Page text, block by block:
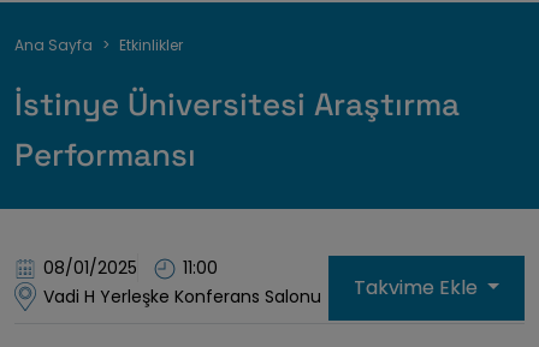
Sayfa
yolu
Ana Sayfa Etkinlikler
İstinye Üniversitesi Araştırma
Performansı
08/01/2025
11:00
Vadi H Yerleşke Konferans Salonu
Takvime Ekle